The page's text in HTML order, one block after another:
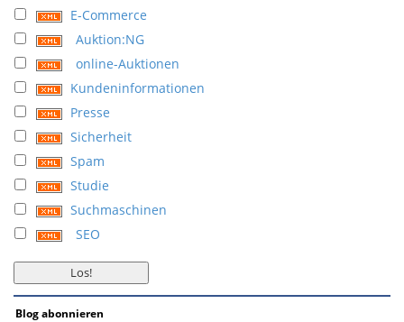
E-Commerce
Auktion:NG
online-Auktionen
Kundeninformationen
Presse
Sicherheit
Spam
Studie
Suchmaschinen
SEO
Blog abonnieren